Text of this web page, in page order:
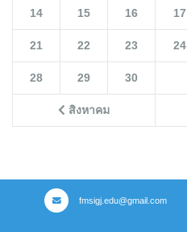
สิงหาคม
14 15 16 17
21 22 23 24
28 29 30
fmsigj.edu@gmail.com